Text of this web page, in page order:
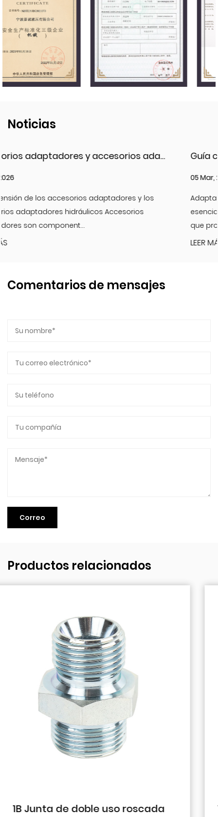
Noticias
Accesorios adaptadores y accesorios adaptadores hidráulicos: tipos, materiales y mejores prácticas
Adaptador hidráulico accesorios JIC son
esenciales en los sistemas hidráulicos de alta
que proporcion...
Comentarios de mensajes
Productos relacionados
1J9 Codo de 90° JIC Cono